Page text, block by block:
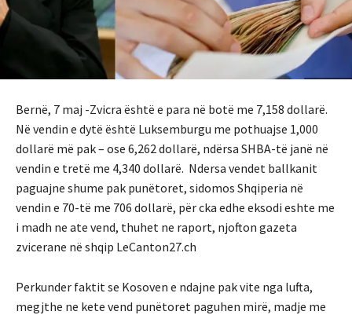
Bernë, 7 maj -Zvicra është e para në botë me 7,158 dollarë.
Në vendin e dytë është Luksemburgu me pothuajse 1,000
dollarë më pak – ose 6,262 dollarë, ndërsa SHBA-të janë në
vendin e tretë me 4,340 dollarë. Ndersa vendet ballkanit
paguajne shume pak punëtoret, sidomos Shqiperia në
vendin e 70-të me 706 dollarë, për cka edhe eksodi eshte me
i madh ne ate vend, thuhet ne raport, njofton gazeta
zvicerane në shqip LeCanton27.ch
Perkunder faktit se Kosoven e ndajne pak vite nga lufta,
megjthe ne kete vend punëtoret paguhen mirë, madje me